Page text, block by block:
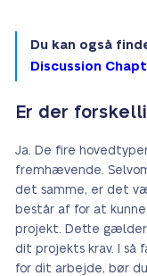
Du kan også
Discussion
Er der
Ja. De fire
fremhævende.
det samme, er det
består af for at
projekt. Dette
dit projekts krav. I så
for dit arbejde, bør